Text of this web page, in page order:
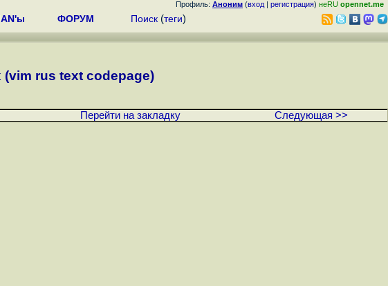
Профиль: Аноним (вход | регистрация) неRU opennet.me
ФОРУМ Поиск (теги)
rus text codepage)
Перейти на закладку Следующая >>